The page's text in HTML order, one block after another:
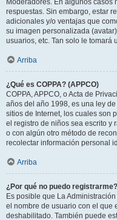
Moderadores. En algunos casos
respuestas. Sin embargo, estar
adicionales y/o ventajas que
su imagen personalizada
usuarios, etc. Tan solo le tomará
Arriba
¿Qué es COPPA? (APPCO)
COPPA, APPCO, o Acta de
años del año 1998, es una ley
sitios de Internet, los cuales son
el registro de niños sea escrito y
o con algún otro método de
recolectar información personal
Arriba
¿Por qué no puedo registrarme?
Es posible que La
el nombre de usuario con el que
deshabilitado. También puede